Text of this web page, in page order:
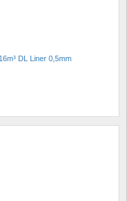
DL Liner 0,5mm